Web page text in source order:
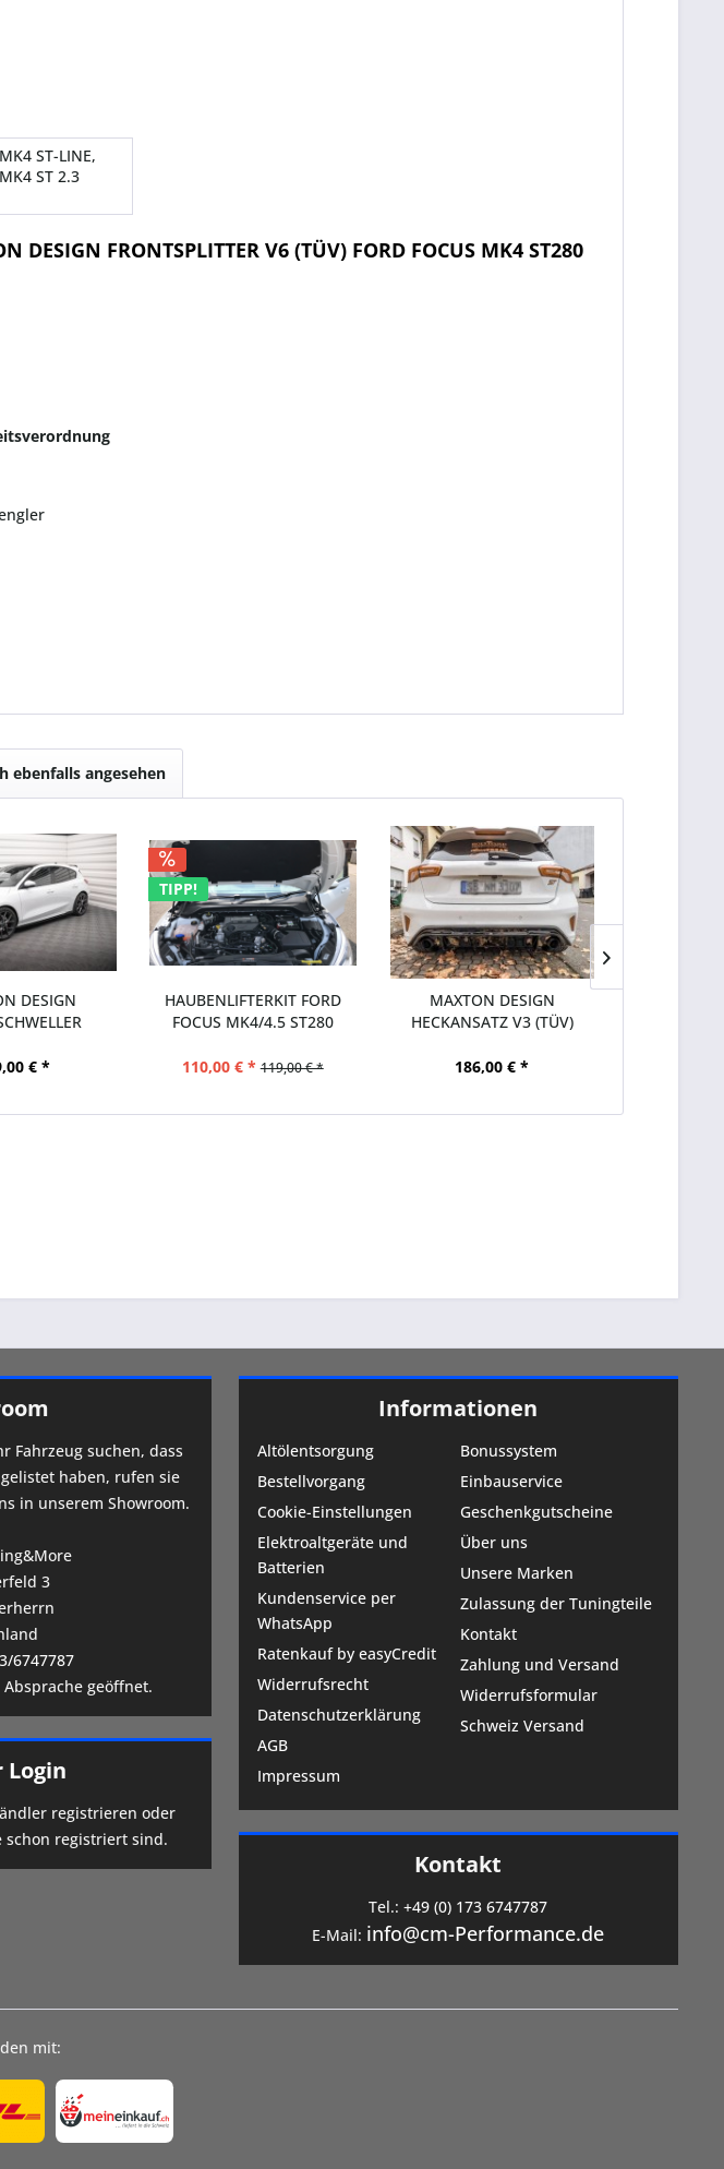
ST-LINE,
ST 2.3
FRONTSPLITTER V6 (TÜV) FORD FOCUS MK4 ST280
ebenfalls angesehen
DESIGN
€ *
TIPP!
HAUBENLIFTERKIT FORD
FOCUS MK4/4.5 ST280
110,00 € * 119,00 € *
MAXTON DESIGN
HECKANSATZ V3 (TÜV)
186,00 € *
Fahrzeug suchen, dass
haben, rufen sie
in unserem Showroom.
3
6747787
geöffnet.
Login
registrieren oder
schon registriert sind.
Informationen
Altölentsorgung
Bestellvorgang
Cookie-Einstellungen
Elektroaltgeräte und
Batterien
Kundenservice per
WhatsApp
Ratenkauf by easyCredit
Widerrufsrecht
Datenschutzerklärung
AGB
Impressum
Bonussystem
Einbauservice
Geschenkgutscheine
Über uns
Unsere Marken
Zulassung der Tuningteile
Kontakt
Zahlung und Versand
Widerrufsformular
Schweiz Versand
Kontakt
Tel.:+49 (0) 173 6747787
E-Mail: info@cm-Performance.de
mit: